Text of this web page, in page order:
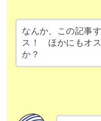
なんか、この記事
ス！ ほかにもオ
か？